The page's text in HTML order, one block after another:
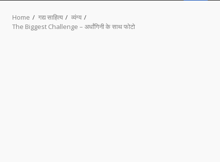
Home गद्य साहित्य
व्यंग्य
The Biggest Challenge – अर्धांगिनी के साथ फोटो